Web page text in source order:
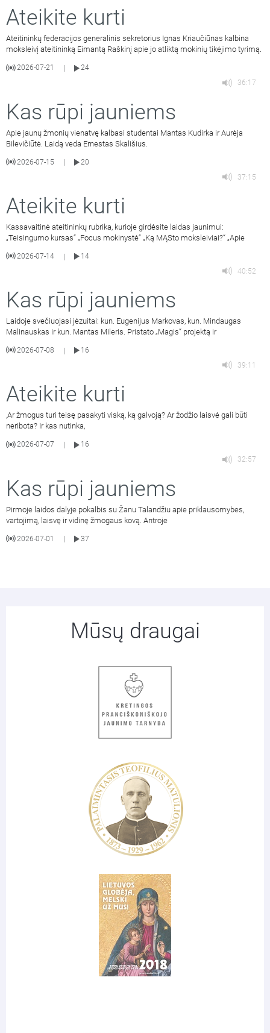
Ateikite kurti
Ateitininkų federacijos generalinis sekretorius Ignas Kriaučiūnas kalbina
moksleivį ateitininką Eimantą Raškinį apie jo atliktą mokinių tikėjimo tyrimą.
2026-07-21
24
36:17
Kas rūpi jauniems
Apie jaunų žmonių vienatvę kalbasi studentai Mantas Kudirka ir Aurėja
Bilevičiūtė. Laidą veda Ernestas Skališius.
2026-07-15
20
37:15
Ateikite kurti
Kassavaitinė ateitininkų rubrika, kurioje girdėsite laidas jaunimui:
„Teisingumo kursas“ „Focus mokinystė“ „Ką MĄSto moksleiviai?“ „Apie
2026-07-14 |
14
40:52
Kas rūpi jauniems
Laidoje svečiuojasi jėzuitai: kun. Eugenijus Markovas, kun. Mindaugas
Malinauskas ir kun. Mantas Mileris. Pristato „Magis“ projektą ir
2026-07-08 |
16
39:11
Ateikite kurti
,Ar žmogus turi teisę pasakyti viską, ką galvoją? Ar žodžio laisvė gali būti
neribota? Ir kas nutinka,
2026-07-07
16
32:57
Kas rūpi jauniems
Pirmoje laidos dalyje pokalbis su Žanu Talandžiu apie priklausomybes,
vartojimą, laisvę ir vidinę žmogaus kovą. Antroje
2026-07-01 37
Mūsų draugai